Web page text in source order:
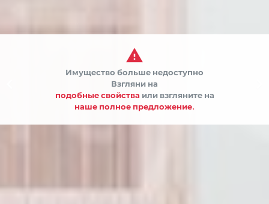

Имущество больше недоступно
Взгляни на
подобные свойства или взгляните на
наше полное предложение.